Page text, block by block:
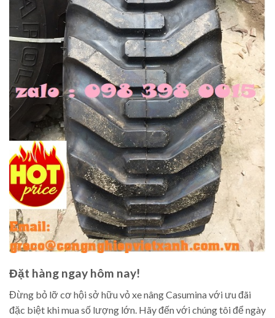
Đặt hàng ngay hôm nay!
Đừng bỏ lỡ cơ hội sở hữu vỏ xe nâng Casumina với ưu đãi
đặc biệt khi mua số lượng lớn. Hãy đến với chúng tôi để ngày